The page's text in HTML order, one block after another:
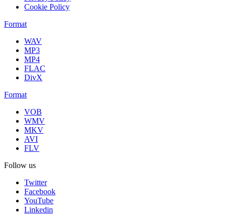
Cookie Policy
Format
WAV
MP3
MP4
FLAC
DivX
Format
VOB
WMV
MKV
AVI
FLV
Follow us
Twitter
Facebook
YouTube
Linkedin